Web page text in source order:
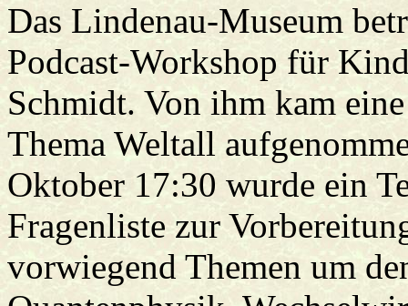
Das Lindenau-Museum
Podcast-Workshop für
Schmidt. Von ihm kam
Thema Weltall
Oktober 17:30 wurde ein
Fragenliste zur
vorwiegend Themen um